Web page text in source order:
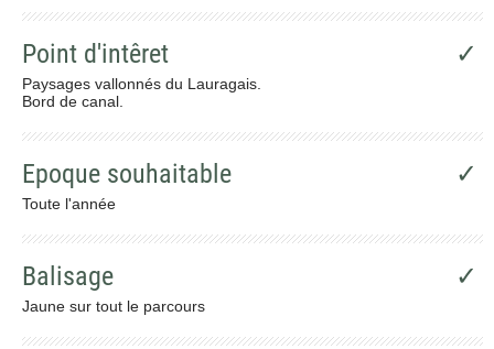
Point d'intêret ✓
Paysages vallonnés du Lauragais.
Bord de canal.
Epoque souhaitable ✓
Toute l'année
Balisage ✓
Jaune sur tout le parcours